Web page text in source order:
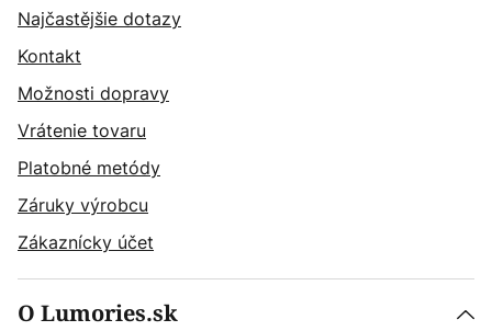
Najčastějšie dotazy
Kontakt
Možnosti dopravy
Vrátenie tovaru
Platobné metódy
Záruky výrobcu
Zákaznícky účet
O Lumories.sk